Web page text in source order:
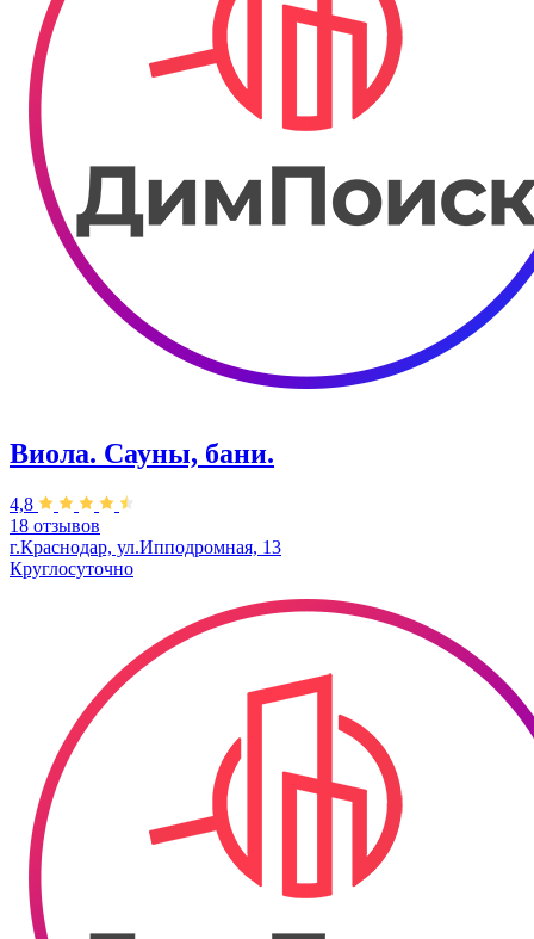
Виола. Сауны, бани.
4,8
18 отзывов
г.Краснодар, ул.Ипподромная, 13
Круглосуточно